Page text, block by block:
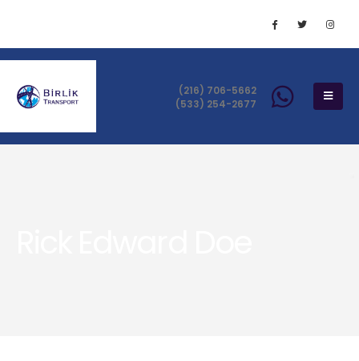
(216) 706-5662
(533) 254-2677